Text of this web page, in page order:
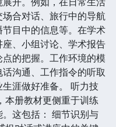
合对话、旅行中的导航
目中的信息等。在学术
、小组讨论、学术报告
的把握。工作环境的模
沟通、工作指令的听取
涯做好准备。 听力技
本册教材更侧重于训练
这包括： 细节识别与